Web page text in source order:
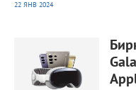
22 ЯНВ 2024